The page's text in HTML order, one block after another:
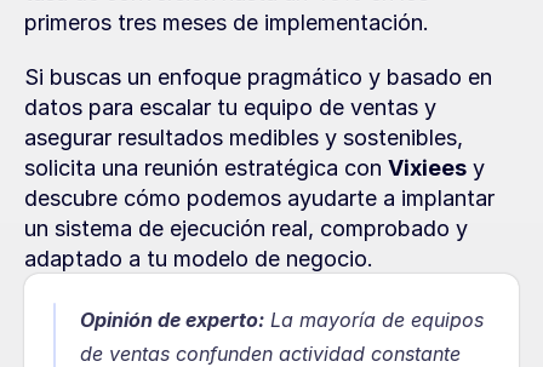
primeros tres meses de implementación.
Si buscas un enfoque pragmático y basado en
datos para escalar tu equipo de ventas y
asegurar resultados medibles y sostenibles,
solicita una reunión estratégica con Vixiees y
descubre cómo podemos ayudarte a implantar
un sistema de ejecución real, comprobado y
adaptado a tu modelo de negocio.
Opinión de experto: La mayoría de equipos
de ventas confunden actividad constante